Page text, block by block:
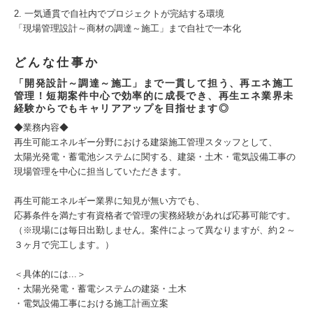
2. 一気通貫で自社内でプロジェクトが完結する環境
「現場管理設計～商材の調達～施工」まで自社で一本化
どんな仕事か
「開発設計～調達～施工」まで一貫して担う、再エネ施工
管理！短期案件中心で効率的に成長でき、再生エネ業界未
経験からでもキャリアアップを目指せます◎
◆業務内容◆
再生可能エネルギー分野における建築施工管理スタッフとして、
太陽光発電・蓄電池システムに関する、建築・土木・電気設備工事の
現場管理を中心に担当していただきます。
再生可能エネルギー業界に知見が無い方でも、
応募条件を満たす有資格者で管理の実務経験があれば応募可能です。
（※現場には毎日出勤しません。案件によって異なりますが、約２～
３ヶ月で完工します。）
＜具体的には...＞
・太陽光発電・蓄電システムの建築・土木
・電気設備工事における施工計画立案